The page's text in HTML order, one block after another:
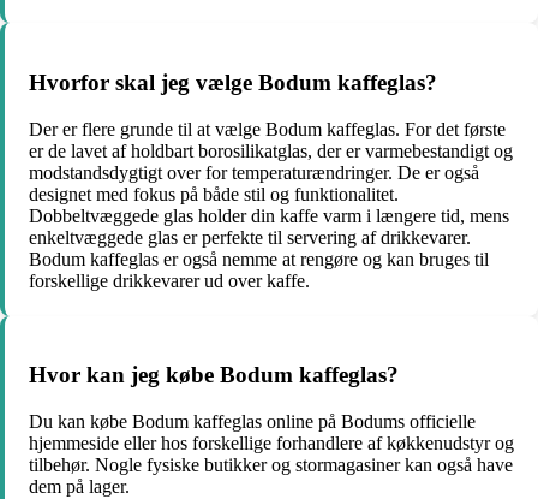
Hvorfor skal jeg vælge Bodum kaffeglas?
Der er flere grunde til at vælge Bodum kaffeglas. For det første
er de lavet af holdbart borosilikatglas, der er varmebestandigt og
modstandsdygtigt over for temperaturændringer. De er også
designet med fokus på både stil og funktionalitet.
Dobbeltvæggede glas holder din kaffe varm i længere tid, mens
enkeltvæggede glas er perfekte til servering af drikkevarer.
Bodum kaffeglas er også nemme at rengøre og kan bruges til
forskellige drikkevarer ud over kaffe.
Hvor kan jeg købe Bodum kaffeglas?
Du kan købe Bodum kaffeglas online på Bodums officielle
hjemmeside eller hos forskellige forhandlere af køkkenudstyr og
tilbehør. Nogle fysiske butikker og stormagasiner kan også have
dem på lager.